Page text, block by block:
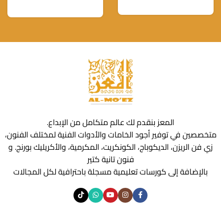
المعز بنقدم لك عالم متكامل من الإبداع.
متخصصين في توفير أجود الخامات والأدوات الفنية لمختلف الفنون،
زي فن الريزن، الديكوباج، الكونكريت، المكرمية، والأكريليك بورنج. و
فنون تانية كتير
بالإضافة إلى كورسات تعليمية مسجلة باحترافية لكل المجالات